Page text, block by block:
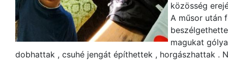
közösség
A műsor után
magukat
dobhattak , csuhé jengát építhettek , horgászhattak .